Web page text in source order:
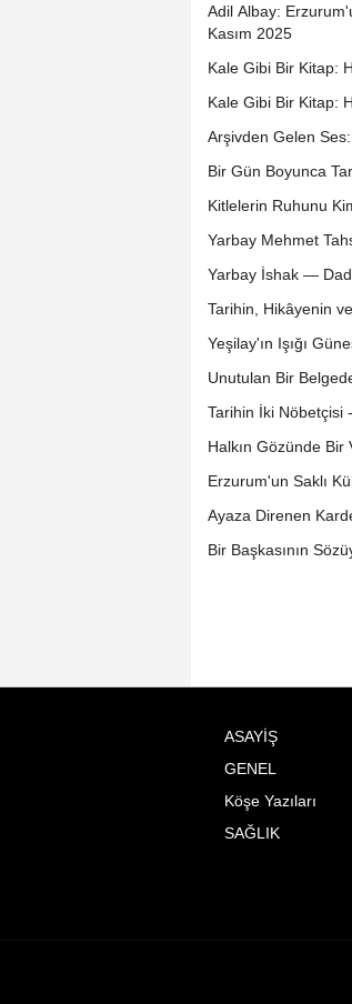
Adil Albay:
Kasım 2025
Kale Gibi Bir Kitap:
Kale Gibi Bir Kitap:
Arşivden Gelen
Bir Gün Boyunca
Kitlelerin Ruhunu
Yarbay Mehmet
Yarbay İshak —
Tarihin, Hikâyenin
Yeşilay'ın Işığı
Unutulan Bir
Tarihin İki Nöbetçisi
Halkın Gözünde
Erzurum'un Saklı
Ayaza Direnen
Bir Başkasının
ASAYİŞ
GENEL
Köşe Yazıları
SAĞLIK